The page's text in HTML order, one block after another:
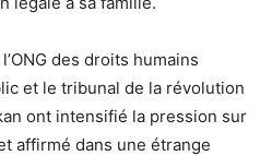
des droits humains
et le tribunal de la révolution
ont intensifié la pression sur
affirmé dans une étrange